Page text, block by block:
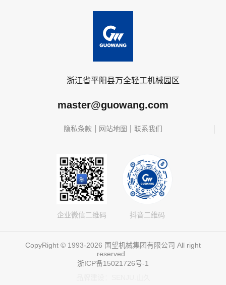
浙江省平阳县万全轻工机械园区
master@guowang.com
隐私条款 网站地图 联系我们
企业微信二维码 抖音二维码
CopyRight © 1993-2026 国望机械集团有限公司 All right
reserved
浙ICP备15021726号-1